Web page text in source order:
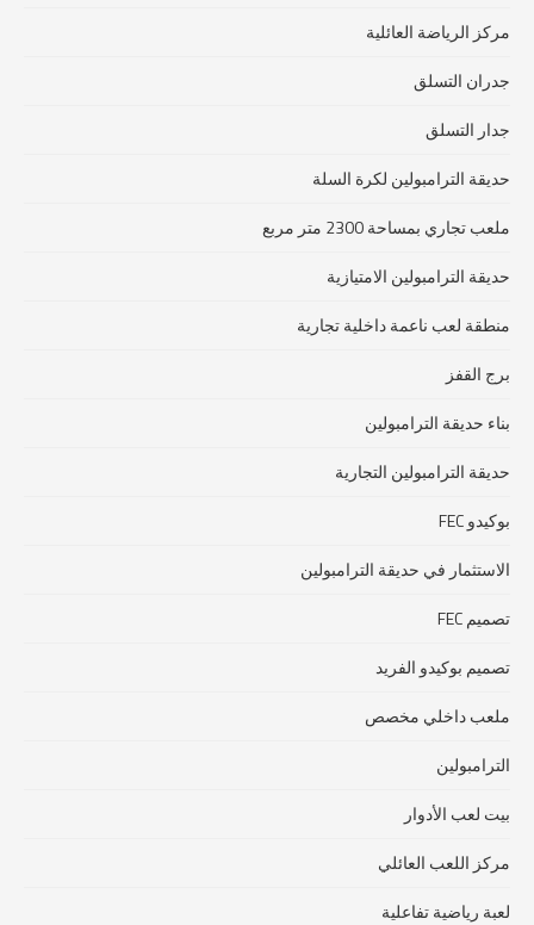
مركز الرياضة العائلية
جدران التسلق
جدار التسلق
حديقة الترامبولين لكرة السلة
ملعب تجاري بمساحة 2300 متر مربع
حديقة الترامبولين الامتيازية
منطقة لعب ناعمة داخلية تجارية
برج القفز
بناء حديقة الترامبولين
حديقة الترامبولين التجارية
بوكيدو FEC
الاستثمار في حديقة الترامبولين
تصميم FEC
تصميم بوكيدو الفريد
ملعب داخلي مخصص
الترامبولين
بيت لعب الأدوار
مركز اللعب العائلي
لعبة رياضية تفاعلية